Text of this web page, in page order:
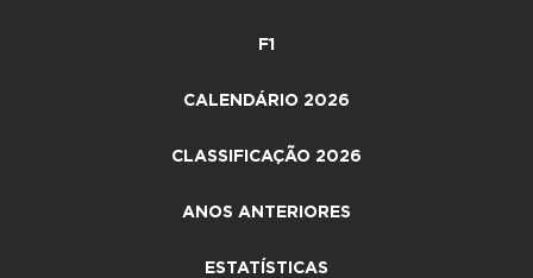
F1
CALENDÁRIO 2026
CLASSIFICAÇÃO 2026
ANOS ANTERIORES
ESTATÍSTICAS